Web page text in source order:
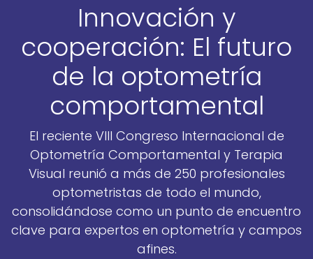
Innovación y
cooperación: El futuro
de la optometría
comportamental
El reciente VIII Congreso Internacional de
Optometría Comportamental y Terapia
Visual reunió a más de 250 profesionales
optometristas de todo el mundo,
consolidándose como un punto de encuentro
clave para expertos en optometría y campos
afines.